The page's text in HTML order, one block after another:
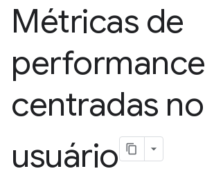
Métricas de
performance
centradas no
usuário